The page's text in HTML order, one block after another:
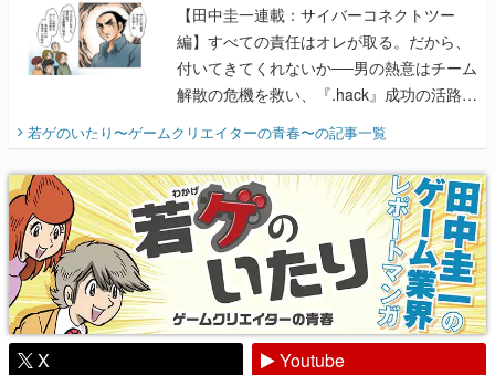
【田中圭一連載：サイバーコネクトツー
編】すべての責任はオレが取る。だから、
付いてきてくれないか──男の熱意はチーム
解散の危機を救い、『.hack』成功の活路を
開く。業界の快男児・松山 洋に流れる血は
『少年ジャンプ』色だった【若ゲのいた
り】
若ゲのいたり〜ゲームクリエイターの青春〜の記事一覧
X
Youtube